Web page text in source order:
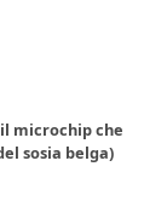
microchip che
sosia belga)